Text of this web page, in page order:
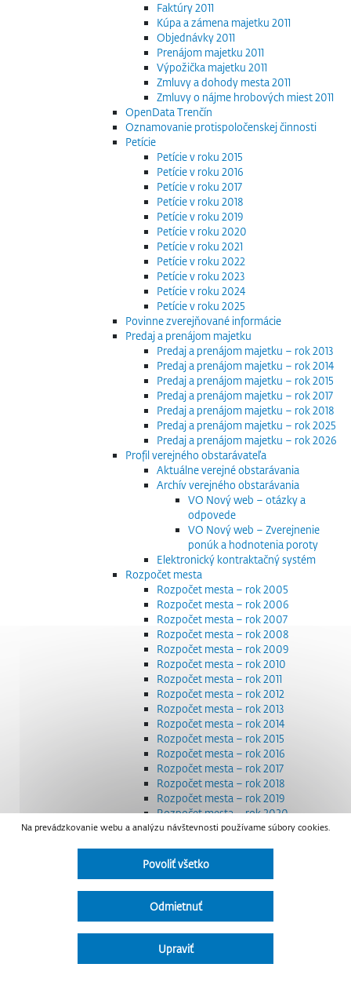
Faktúry 2011
Kúpa a zámena majetku 2011
Objednávky 2011
Prenájom majetku 2011
Výpožička majetku 2011
Zmluvy a dohody mesta 2011
Zmluvy o nájme hrobových miest 2011
OpenData Trenčín
Oznamovanie protispoločenskej činnosti
Petície
Petície v roku 2015
Petície v roku 2016
Petície v roku 2017
Petície v roku 2018
Petície v roku 2019
Petície v roku 2020
Petície v roku 2021
Petície v roku 2022
Petície v roku 2023
Petície v roku 2024
Petície v roku 2025
Povinne zverejňované informácie
Predaj a prenájom majetku
Predaj a prenájom majetku – rok 2013
Predaj a prenájom majetku – rok 2014
Predaj a prenájom majetku – rok 2015
Predaj a prenájom majetku – rok 2017
Predaj a prenájom majetku – rok 2018
Predaj a prenájom majetku – rok 2025
Predaj a prenájom majetku – rok 2026
Profil verejného obstarávateľa
Aktuálne verejné obstarávania
Archív verejného obstarávania
VO Nový web – otázky a
odpovede
VO Nový web – Zverejnenie
ponúk a hodnotenia poroty
Elektronický kontraktačný systém
Rozpočet mesta
Rozpočet mesta – rok 2005
Rozpočet mesta – rok 2006
Rozpočet mesta – rok 2007
Rozpočet mesta – rok 2008
Rozpočet mesta – rok 2009
Rozpočet mesta – rok 2010
Rozpočet mesta – rok 2011
Rozpočet mesta – rok 2012
Rozpočet mesta – rok 2013
Rozpočet mesta – rok 2014
Rozpočet mesta – rok 2015
Rozpočet mesta – rok 2016
Rozpočet mesta – rok 2017
Rozpočet mesta – rok 2018
Rozpočet mesta – rok 2019
Rozpočet mesta – rok 2020
Rozpočet mesta – rok 2021
Rozpočet mesta – rok 2023
Rozpočet mesta – rok 2024
Rozpočet mesta – rok 2026
Strategické dokumenty
Transparentnosť a výdavky na štátnu reklamu
Úradná tabuľa
Na prevádzkovanie webu a analýzu návštevnosti používame súbory cookies.
Povoliť všetko
Odmietnuť
Upraviť